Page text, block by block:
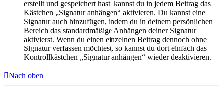
erstellt und gespeichert hast, kannst du in jedem Beitrag das
Kästchen „Signatur anhängen“ aktivieren. Du kannst eine
Signatur auch hinzufügen, indem du in deinem persönlichen
Bereich das standardmäßige Anhängen deiner Signatur
aktivierst. Wenn du einen einzelnen Beitrag dennoch ohne
Signatur verfassen möchtest, so kannst du dort einfach das
Kontrollkästchen „Signatur anhängen“ wieder deaktivieren.
Nach oben